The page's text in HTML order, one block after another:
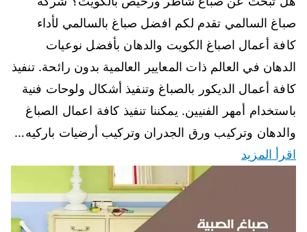
صباغ السالمي تقدم لكم افضل صباغ بالسالمي لأداء
كافة أعمال اصباغ الكويت والدهان بأفضل نوعيات
الدهان في العالم ذات المعايير العالمية بدون رائحة. تنفيذ
كافة أعمال الديكور بالصباغ وتنفيذ أشكال ولوحات فنية
باستخدام أمهر الفنيين. يمكننا تنفيذ كافة اعمال الصباغ
والدهان وتركيب ورق الجدران وتركيب أرضيات باركيه…
اقرأ المزيد